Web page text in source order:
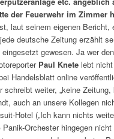
der Feuerwehr im Zimmer
laut seinem eigenen Bericht,
deutsche Zeitung erzählt
eingesetzt gewesen. Ja wer
Paul Knete lebt
Handelsblatt online
schreibt weiter, „keine
auch an unsere Kollegen
Hotel („Ich kann nichts
Panik-Orchester hingegen